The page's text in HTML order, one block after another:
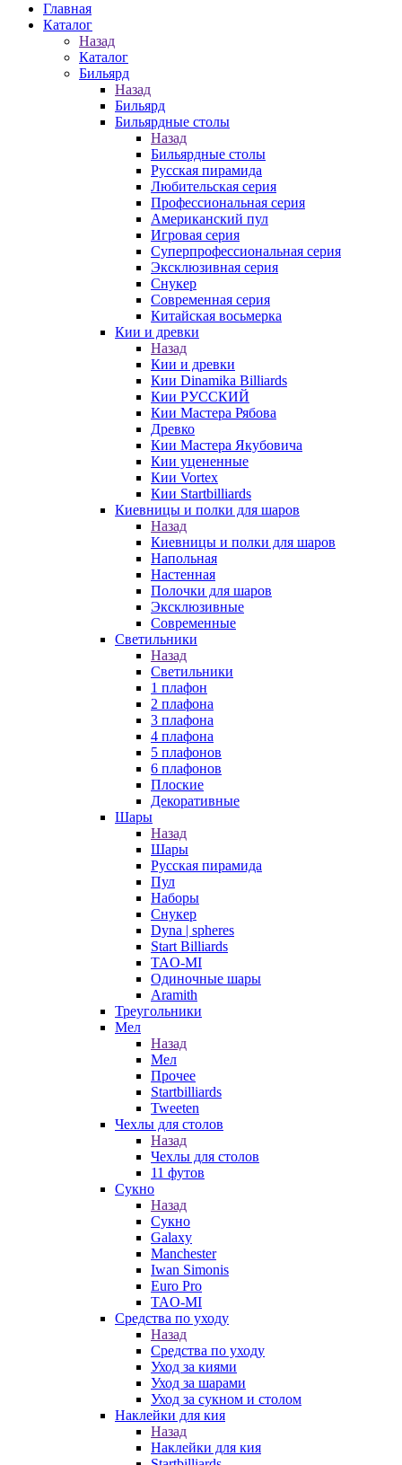
Главная
Каталог
Назад
Каталог
Бильярд
Назад
Бильярд
Бильярдные столы
Назад
Бильярдные столы
Русская пирамида
Любительская серия
Профессиональная серия
Американский пул
Игровая серия
Суперпрофессиональная серия
Эксклюзивная серия
Снукер
Современная серия
Китайская восьмерка
Кии и древки
Назад
Кии и древки
Кии Dinamika Billiards
Кии РУССКИЙ
Кии Мастера Рябова
Древко
Кии Мастера Якубовича
Кии уцененные
Кии Vortex
Кии Startbilliards
Киевницы и полки для шаров
Назад
Киевницы и полки для шаров
Напольная
Настенная
Полочки для шаров
Эксклюзивные
Современные
Светильники
Назад
Светильники
1 плафон
2 плафона
3 плафона
4 плафона
5 плафонов
6 плафонов
Плоские
Декоративные
Шары
Назад
Шары
Русская пирамида
Пул
Наборы
Снукер
Dyna | spheres
Start Billiards
TAO-MI
Одиночные шары
Aramith
Треугольники
Мел
Назад
Мел
Прочее
Startbilliards
Tweeten
Чехлы для столов
Назад
Чехлы для столов
11 футов
Сукно
Назад
Сукно
Galaxy
Manchester
Iwan Simonis
Euro Pro
TAO-MI
Средства по уходу
Назад
Средства по уходу
Уход за киями
Уход за шарами
Уход за сукном и столом
Наклейки для кия
Назад
Наклейки для кия